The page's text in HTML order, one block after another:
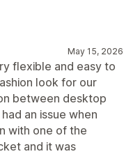
May 15, 2026
flexible and easy to
look for our
between desktop
an issue when
with one of the
and it was